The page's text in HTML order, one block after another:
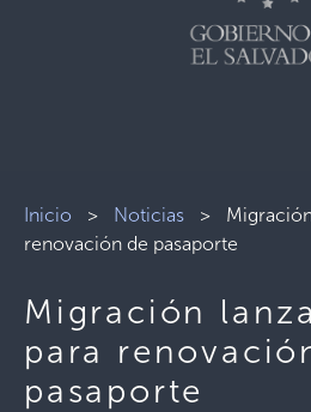
Inicio > Noticias >
renovación de pasaporte
Migración
para
pasaporte